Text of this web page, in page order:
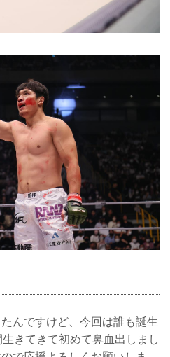
んですけど、今回は誰も誕生
きてきて初めて鼻血出しまし